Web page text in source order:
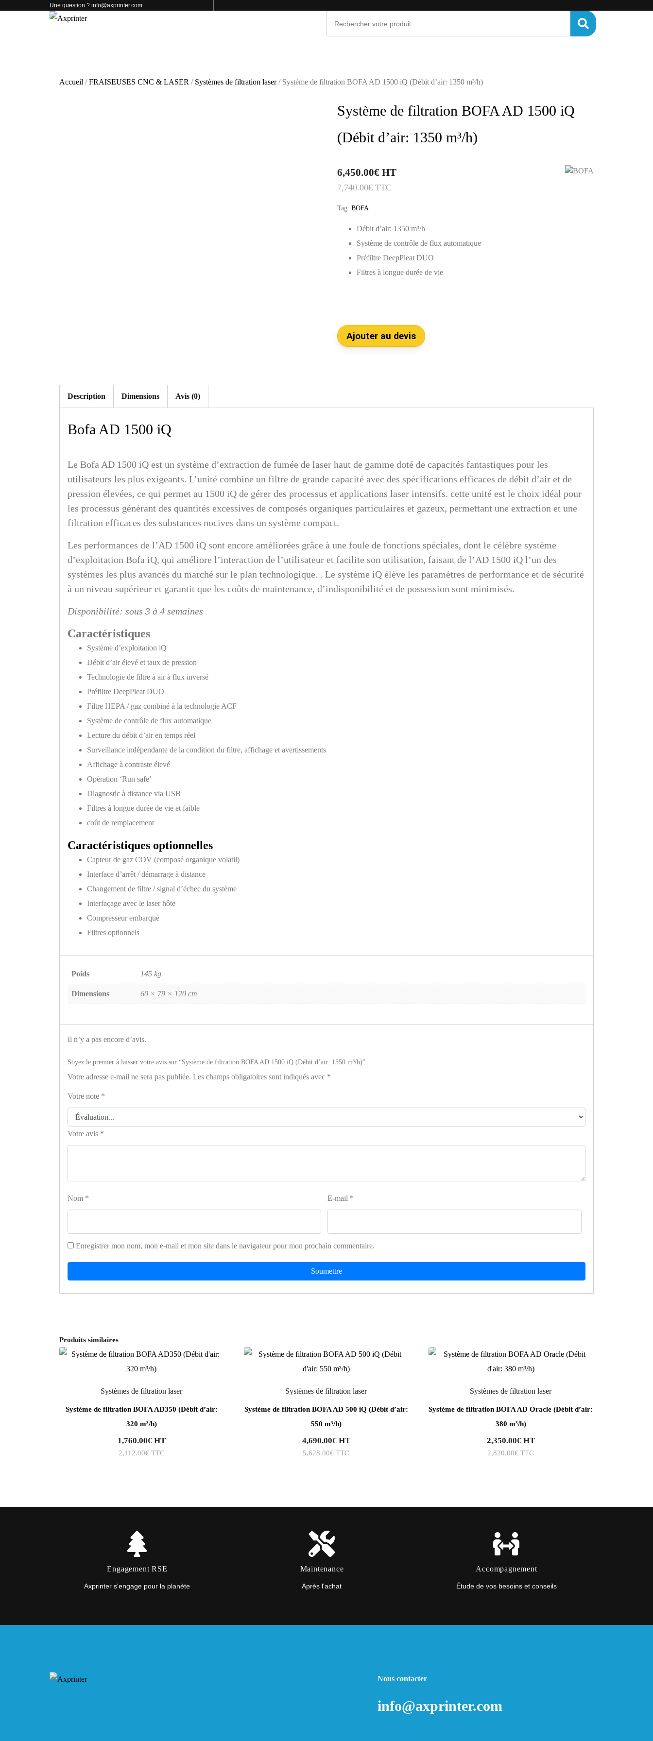
Une question ? info@axprinter.com
Accueil /FRAISEUSES CNC & LASER / Systèmes de filtration laser/ Système de filtration BOFA AD 1500 iQ (Débit d’air: 1350 m³/h)
Système de filtration BOFA AD 1500 iQ
(Débit d’air: 1350 m³/h)
6,450.00€ HT
7,740.00€ TTC
Tag: BOFA
Débit d’air: 1350 m³/h
Système de contrôle de flux automatique
Préfiltre DeepPleat DUO
Filtres à longue durée de vie
Ajouter au devis
Description Dimensions Avis (0)
Bofa AD 1500 iQ
Le Bofa AD 1500 iQ est un système d’extraction de fumée de laser haut de gamme doté de capacités fantastiques pour les
utilisateurs les plus exigeants. L’unité combine un filtre de grande capacité avec des spécifications efficaces de débit d’air et de
pression élevées, ce qui permet au 1500 iQ de gérer des processus et applications laser intensifs. cette unité est le choix idéal pour
les processus générant des quantités excessives de composés organiques particulaires et gazeux, permettant une extraction et une
filtration efficaces des substances nocives dans un système compact.
Les performances de l’AD 1500 iQ sont encore améliorées grâce à une foule de fonctions spéciales, dont le célèbre système
d’exploitation Bofa iQ, qui améliore l’interaction de l’utilisateur et facilite son utilisation, faisant de l’AD 1500 iQ l’un des
systèmes les plus avancés du marché sur le plan technologique. . Le système iQ élève les paramètres de performance et de sécurité
à un niveau supérieur et garantit que les coûts de maintenance, d’indisponibilité et de possession sont minimisés.
Disponibilité: sous 3 à 4 semaines
Caractéristiques
Système d’exploitation iQ
Débit d’air élevé et taux de pression
Technologie de filtre à air à flux inversé
Préfiltre DeepPleat DUO
Filtre HEPA / gaz combiné à la technologie ACF
Système de contrôle de flux automatique
Lecture du débit d’air en temps réel
Surveillance indépendante de la condition du filtre, affichage et avertissements
Affichage à contraste élevé
Opération ‘Run safe’
Diagnostic à distance via USB
Filtres à longue durée de vie et faible
coût de remplacement
Caractéristiques optionnelles
Capteur de gaz COV (composé organique volatil)
Interface d’arrêt / démarrage à distance
Changement de filtre / signal d’échec du système
Interfaçage avec le laser hôte
Compresseur embarqué
Filtres optionnels
Poids 145 kg
Dimensions 60 × 79 × 120 cm
Il n’y a pas encore d’avis.
Soyez le premier à laisser votre avis sur “Système de filtration BOFA AD 1500 iQ (Débit d’air: 1350 m³/h)”
Votre adresse e-mail ne sera pas publiée. Les champs obligatoires sont indiqués avec *
Votre note *
Votre avis *
Nom * E-mail *
Enregistrer mon nom, mon e-mail et mon site dans le navigateur pour mon prochain commentaire.
Produits similaires
Systèmes de filtration laser
Système de filtration BOFA AD350 (Débit d’air:
320 m³/h)
1,760.00€HT
2,112.00€TTC
Systèmes de filtration laser
Système de filtration BOFA AD 500 iQ (Débit d’air:
550 m³/h)
4,690.00€HT
5,628.00€ TTC
Systèmes de filtration laser
Système de filtration BOFA AD Oracle (Débit d’air:
380 m³/h)
2,350.00€HT
2,820.00€ TTC
Engagement RSE
Axprinter s'engage pour la planète
Maintenance
Après l'achat
Accompagnement
Étude de vos besoins et conseils
Nous contacter
info@axprinter.com